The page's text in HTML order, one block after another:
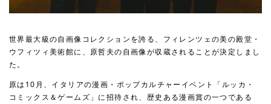
世界最大級の自画像コレクションを誇る、フィレンツェの美の殿堂・
ウフィツィ美術館に、原哲夫の自画像が収蔵されることが決定しまし
た。
原は10月、イタリアの漫画・ポップカルチャーイベント「ルッカ・
コミックス＆ゲームズ」に招待され、歴史ある漫画賞の一つである